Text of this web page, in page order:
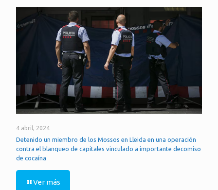
4 abril, 2024
Detenido un miembro de los Mossos en Lleida en una operación
contra el blanqueo de capitales vinculado a importante decomiso
de cocaína
Ver más